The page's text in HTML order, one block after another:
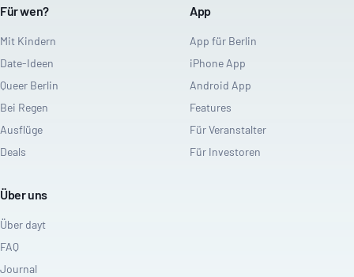
Für wen?
Mit Kindern
Date-Ideen
Queer Berlin
Bei Regen
Ausflüge
Deals
App
App für Berlin
iPhone App
Android App
Features
Für Veranstalter
Für Investoren
Über uns
Über dayt
FAQ
Journal